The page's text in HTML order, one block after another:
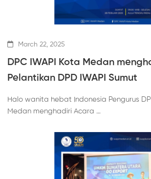
March 22, 2025
DPC IWAPI Kota Medan
Pelantikan DPD IWAPI Sumut
Halo wanita hebat Indonesia Pengurus
Medan menghadiri Acara …